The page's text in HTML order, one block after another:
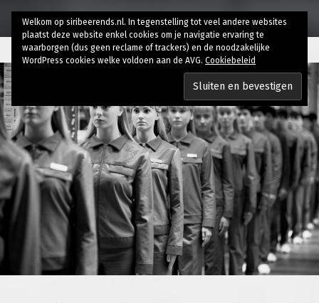
Welkom op siribeerends.nl. In tegenstelling tot veel andere websites
plaatst deze website enkel cookies om je navigatie ervaring te
waarborgen (dus geen reclame of trackers) en de noodzakelijke
WordPress cookies welke voldoen aan de AVG. Cookiebeleid